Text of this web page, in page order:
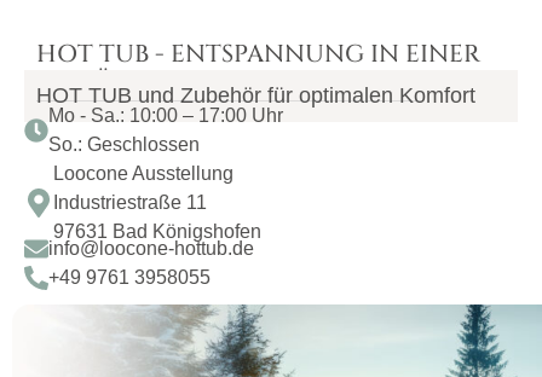
HOT TUB - ENTSPANNUNG IN EINER
GEMÜTLICHEN UMGEBUNG ZU HAUSE
HOT TUB und Zubehör für optimalen Komfort
Mo - Sa.: 10:00 – 17:00 Uhr
So.: Geschlossen
Loocone Ausstellung
Industriestraße 11
97631 Bad Königshofen
info@loocone-hottub.de
+49 9761 3958055